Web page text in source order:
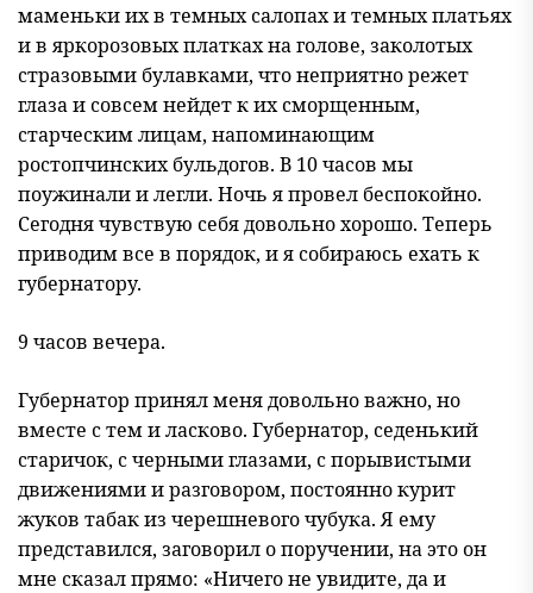
маменьки их в темных салопах и темных платьях
и в яркорозовых платках на голове, заколотых
стразовыми булавками, что неприятно режет
глаза и совсем нейдет к их сморщенным,
старческим лицам, напоминающим
ростопчинских бульдогов. В 10 часов мы
поужинали и легли. Ночь я провел беспокойно.
Сегодня чувствую себя довольно хорошо. Теперь
приводим все в порядок, и я собираюсь ехать к
губернатору.
9 часов вечера.
Губернатор принял меня довольно важно, но
вместе с тем и ласково. Губернатор, седенький
старичок, с черными глазами, с порывистыми
движениями и разговором, постоянно курит
жуков табак из черешневого чубука. Я ему
представился, заговорил о поручении, на это он
мне сказал прямо: «Ничего не увидите, да и